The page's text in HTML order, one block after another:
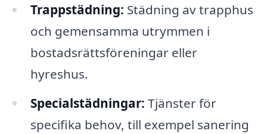
Trappstädning: Städning av trapphus
och gemensamma utrymmen i
bostadsrättsföreningar eller
hyreshus.
Specialstädningar: Tjänster för
specifika behov, till exempel sanering